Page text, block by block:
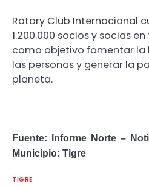
Rotary Club Internacional
1.200.000 socios y socias
como objetivo fomentar la
las personas y generar la
planeta.
Fuente: Informe Norte –
Municipio: Tigre
TIGRE